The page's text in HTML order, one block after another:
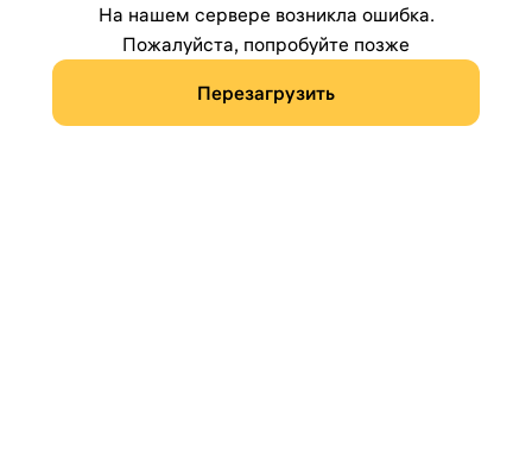
На нашем сервере возникла ошибка.
Пожалуйста, попробуйте позже
Перезагрузить